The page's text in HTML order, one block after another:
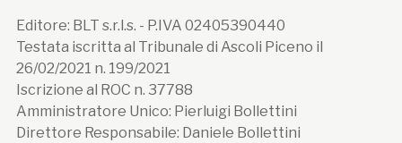
Editore: BLT s.r.l.s. - P.IVA 02405390440
Testata iscritta al Tribunale di Ascoli Piceno il
26/02/2021 n. 199/2021
Iscrizione al ROC n. 37788
Amministratore Unico: Pierluigi Bollettini
Direttore Responsabile: Daniele Bollettini